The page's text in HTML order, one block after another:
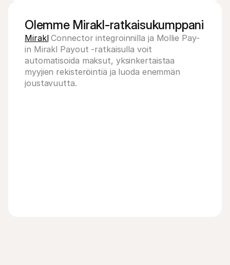
Olemme Mirakl-ratkaisukumppani
Mirakl Connector integroinnilla ja Mollie Pay-
in Mirakl Payout -ratkaisulla voit
automatisoida maksut, yksinkertaistaa
myyjien rekisteröintiä ja luoda enemmän
joustavuutta.